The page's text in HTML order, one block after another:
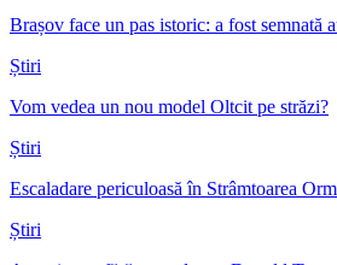
Brașov face un pas istoric: a fost
Știri
Vom vedea un nou model Oltcit pe străzi?
Știri
Escaladare periculoasă în Strâmtoarea
Știri